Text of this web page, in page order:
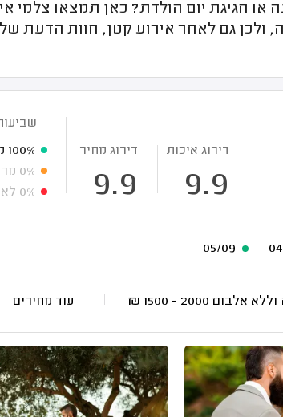
חגיגת יום הולדת? כאן תמצאו צלמי
ולכן גם לאחר אירוע קטן, חוות הדעת
דירוג איכות
9.9
דירוג מחיר
9.9
100%
0%
0%
2000 - 1500
₪ עוד מחירים